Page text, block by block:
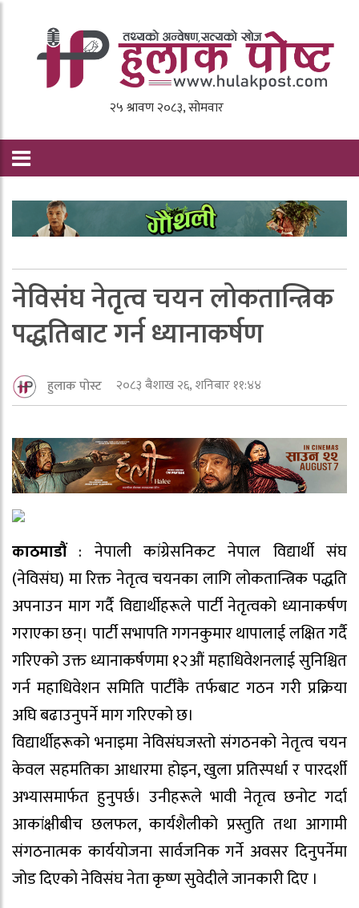
नेविसंघ नेतृत्व चयन लाेकतान्त्रिक
पद्धतिबाट गर्न ध्यानाकर्षण
हुलाक पोस्ट २०८३ बैशाख २६, शनिबार ११:४४
काठमाडौं: नेपाली कांग्रेसनिकट नेपाल विद्यार्थी संघ
(नेविसंघ) मा रिक्त नेतृत्व चयनका लागि लोकतान्त्रिक पद्धति
अपनाउन माग गर्दै विद्यार्थीहरूले पार्टी नेतृत्वको ध्यानाकर्षण
गराएका छन्। पार्टी सभापति गगनकुमार थापालाई लक्षित गर्दै
गरिएको उक्त ध्यानाकर्षणमा १२औं महाधिवेशनलाई सुनिश्चित
गर्न महाधिवेशन समिति पार्टीकै तर्फबाट गठन गरी प्रक्रिया
अघि बढाउनुपर्ने माग गरिएको छ।
विद्यार्थीहरूको भनाइमा नेविसंघजस्तो संगठनको नेतृत्व चयन
केवल सहमतिका आधारमा होइन, खुला प्रतिस्पर्धा र पारदर्शी
अभ्यासमार्फत हुनुपर्छ। उनीहरूले भावी नेतृत्व छनोट गर्दा
आकांक्षीबीच छलफल, कार्यशैलीको प्रस्तुति तथा आगामी
संगठनात्मक कार्ययोजना सार्वजनिक गर्ने अवसर दिनुपर्नेमा
जोड दिएकाे नेविसंघ नेता कृष्ण सुवेदीले जानकारी दिए ।